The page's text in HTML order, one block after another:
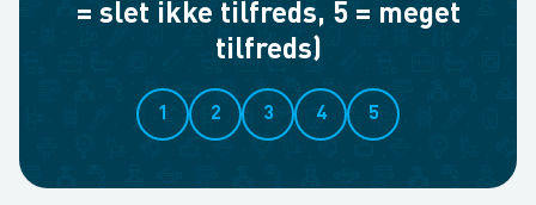
= slet ikke tilfreds, 5 = meget
tilfreds)
1 2 3 4 5